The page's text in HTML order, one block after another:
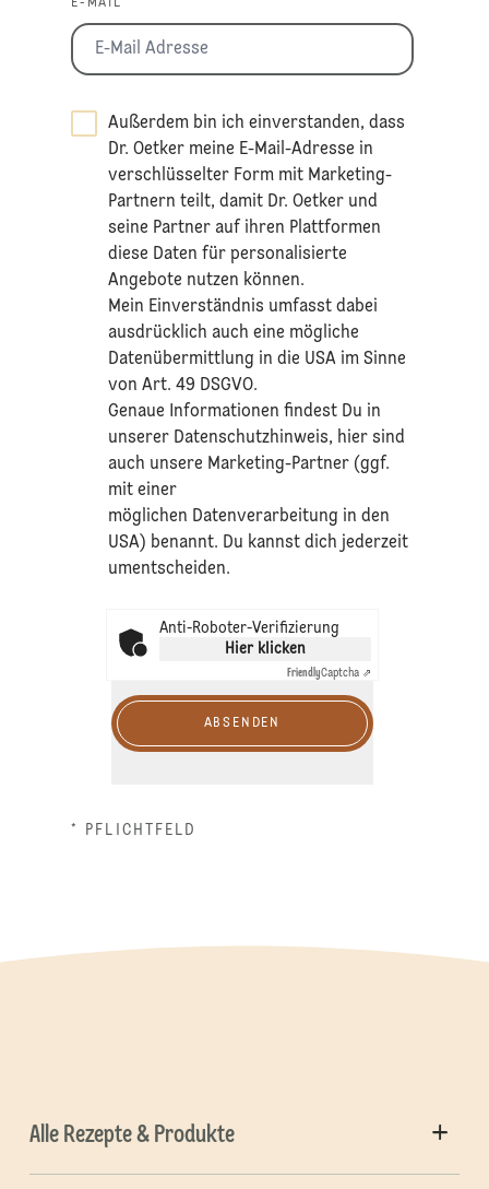
E-MAIL *
Außerdem bin ich einverstanden, dass
Dr. Oetker meine E-Mail-Adresse in
verschlüsselter Form mit Marketing-
Partnern teilt, damit Dr. Oetker und
seine Partner auf ihren Plattformen
diese Daten für personalisierte
Angebote nutzen können.
Mein Einverständnis umfasst dabei
ausdrücklich auch eine mögliche
Datenübermittlung in die USA im Sinne
von Art. 49 DSGVO.​
​Genaue Informationen findest Du in
unserer Datenschutzhinweis, hier sind
auch unsere Marketing-Partner (ggf.
mit einer
möglichen Datenverarbeitung in den
USA) benannt. Du kannst dich jederzeit
umentscheiden.
Anti-Roboter-Verifizierung
Hier klicken
FriendlyCaptcha ⇗
ABSENDEN
* PFLICHTFELD
Alle Rezepte & Produkte